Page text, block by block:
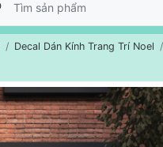
Decal Dán Kính Trang Trí Noel